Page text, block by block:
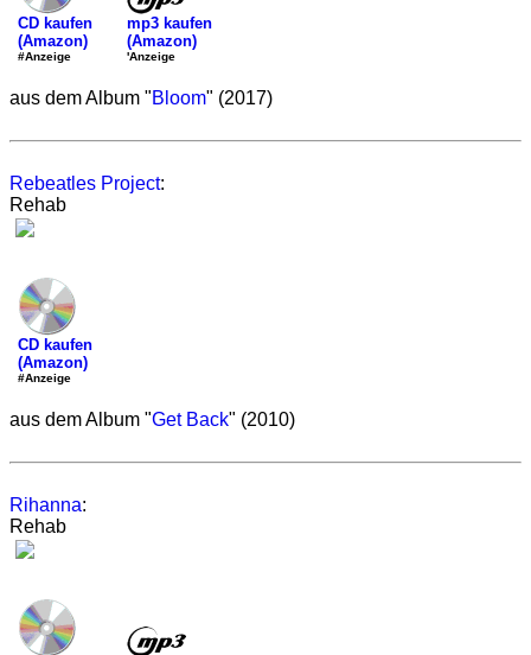
CD kaufen
(Amazon)
#Anzeige
mp3 kaufen
(Amazon)
'Anzeige
aus dem Album "Bloom" (2017)
Rebeatles Project:
Rehab
CD kaufen
(Amazon)
#Anzeige
aus dem Album "Get Back" (2010)
Rihanna:
Rehab